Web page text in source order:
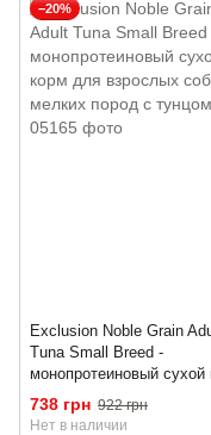
−20%
Exclusion Noble Grain
Tuna Small Breed -
монопротеиновый сухой
для взрослых собак
пород с тунцом 2 кг
738 грн 922 грн
Нет в наличии